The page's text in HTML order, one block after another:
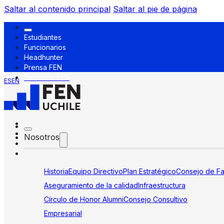
Saltar al contenido principal Saltar al pie de página
Estudiantes
Funcionarios
Headhunter
Prensa FEN
ESEN
Nosotros
HistoriaEquipo DirectivoPlan EstratégicoConsejo de
Aseguramiento de la calidadInfraestructura
Círculo de Honor AlumniConsejo Consultivo
Empresarial